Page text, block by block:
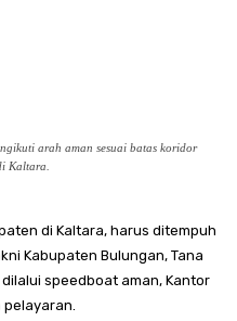
arah aman sesuai batas koridor
Kaltara.
di Kaltara, harus ditempuh
Kabupaten Bulungan, Tana
speedboat aman, Kantor